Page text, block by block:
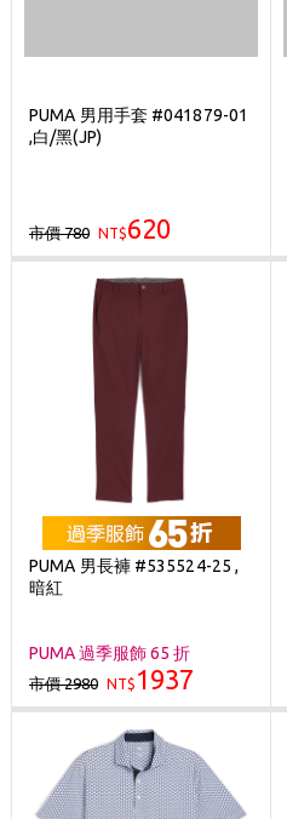
PUMA 男用手套 #041879-01
,白/黑(JP)
市價 780 NT$620
PUMA 男長褲 #535524-25 ,
暗紅
PUMA 過季服飾 65 折
市價 2980 NT$ 1937